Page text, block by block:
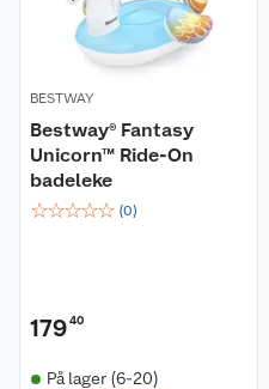
BESTWAY
Bestway® Fantasy
Unicorn™ Ride-On
badeleke
☆☆☆☆☆ (0)
17940
På lager (6-20)